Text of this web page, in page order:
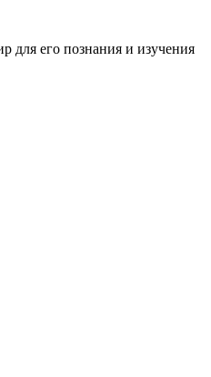
для его познания и изучения